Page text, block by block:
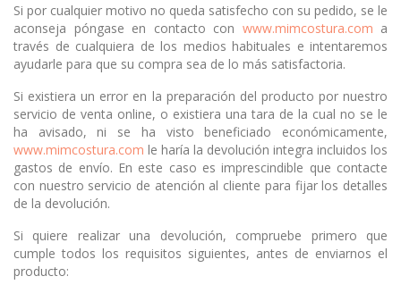
Si por cualquier motivo no queda satisfecho con su pedido, se le
aconseja póngase en contacto con www.mimcostura.com a
través de cualquiera de los medios habituales e intentaremos
ayudarle para que su compra sea de lo más satisfactoria.
Si existiera un error en la preparación del producto por nuestro
servicio de venta online, o existiera una tara de la cual no se le
ha avisado, ni se ha visto beneficiado económicamente,
www.mimcostura.com le haría la devolución integra incluidos los
gastos de envío. En este caso es imprescindible que contacte
con nuestro servicio de atención al cliente para fijar los detalles
de la devolución.
Si quiere realizar una devolución, compruebe primero que
cumple todos los requisitos siguientes, antes de enviarnos el
producto: